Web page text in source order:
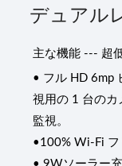
デュアル
主な機能 --- 超
• フル HD 6mp
視用の 1 台のカ
監視。
•100% Wi-Fi フ